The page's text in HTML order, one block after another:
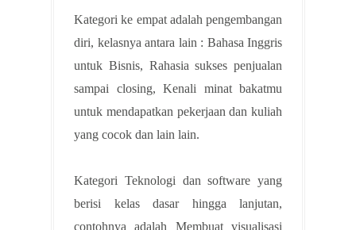
Kategori ke empat adalah pengembangan
diri, kelasnya antara lain : Bahasa Inggris
untuk Bisnis, Rahasia sukses penjualan
sampai closing, Kenali minat bakatmu
untuk mendapatkan pekerjaan dan kuliah
yang cocok dan lain lain.
Kategori Teknologi dan software yang
berisi kelas dasar hingga lanjutan,
contohnya adalah Membuat visualisasi